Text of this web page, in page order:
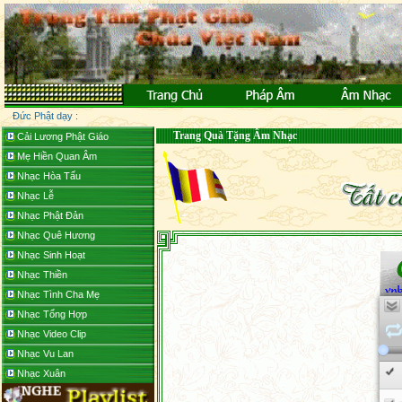
Đức Phật dạy :
Cải Lương Phật Giáo
Mẹ Hiền Quan Âm
Nhạc Hòa Tấu
Nhạc Lễ
Nhạc Phật Đản
Nhạc Quê Hương
Nhạc Sinh Hoạt
Nhạc Thiền
Nhạc Tình Cha Mẹ
Nhạc Tổng Hợp
Nhạc Video Clip
Nhạc Vu Lan
Nhạc Xuân
Trang Quà Tặng Âm Nhạc